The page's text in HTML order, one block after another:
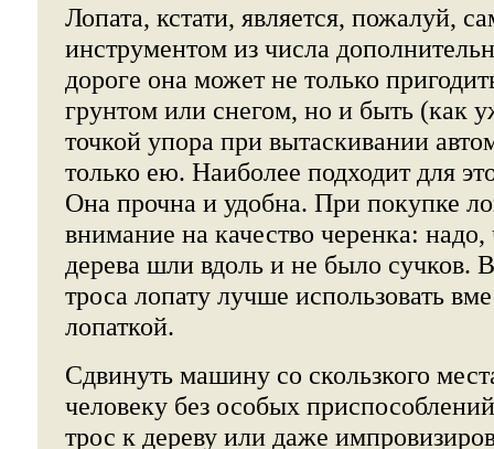
Лопата, кстати, является, пожалуй,
инструментом из числа
дороге она может не только
грунтом или снегом, но и быть (как
точкой упора при вытаскивании
только ею. Наиболее подходит для
Она прочна и удобна. При покупке
внимание на качество черенка:
дерева шли вдоль и не было сучков.
троса лопату лучше использовать
лопаткой.
Сдвинуть машину со скользкого
человеку без особых
трос к дереву или даже